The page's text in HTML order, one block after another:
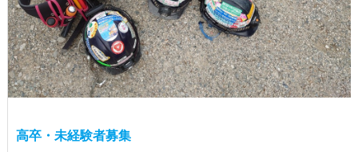
高卒・未経験者募集